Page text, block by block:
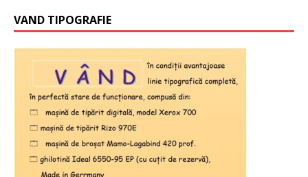
VAND TIPOGRAFIE